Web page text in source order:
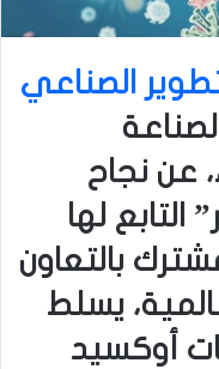
الصناعي
عن نجاح
التابع لها
بالتعاون
يسلط
أوكسيد